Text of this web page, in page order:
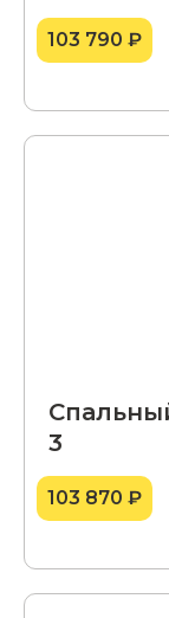
103 790 ₽
3
103 870 ₽